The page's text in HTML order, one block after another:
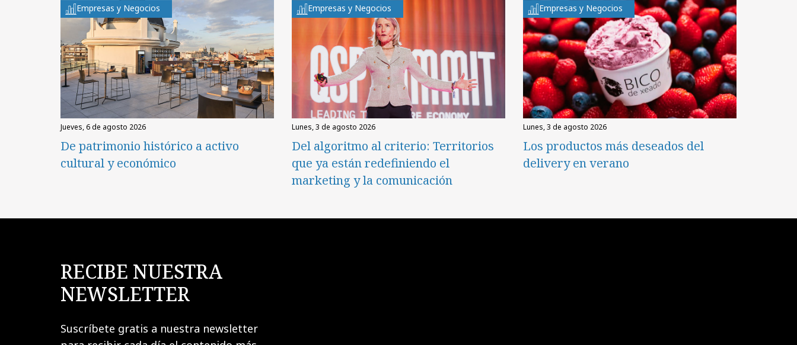
Empresas y Negocios
jueves, 6 de agosto 2026
De patrimonio histórico a activo
cultural y económico
Empresas y Negocios
lunes, 3 de agosto 2026
Del algoritmo al criterio: Territorios
que ya están redefiniendo el
marketing y la comunicación
Empresas y Negocios
lunes, 3 de agosto 2026
Los productos más deseados del
delivery en verano
RECIBE NUESTRA
NEWSLETTER
Suscríbete gratis a nuestra newsletter